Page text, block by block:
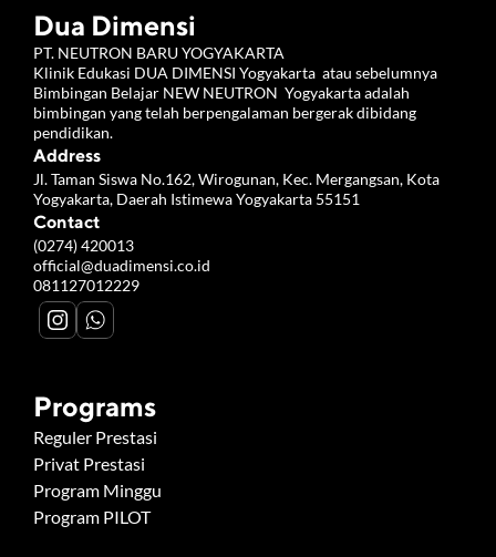
Dua Dimensi
PT. NEUTRON BARU YOGYAKARTA
Klinik Edukasi DUA DIMENSI Yogyakarta  atau sebelumnya
Bimbingan Belajar NEW NEUTRON  Yogyakarta adalah
bimbingan yang telah berpengalaman bergerak dibidang
pendidikan.
Address
Jl. Taman Siswa No.162, Wirogunan, Kec. Mergangsan, Kota
Yogyakarta, Daerah Istimewa Yogyakarta 55151
Contact
(0274) 420013
official@duadimensi.co.id
081127012229
Programs
Reguler Prestasi
Privat Prestasi
Program Minggu
Program PILOT